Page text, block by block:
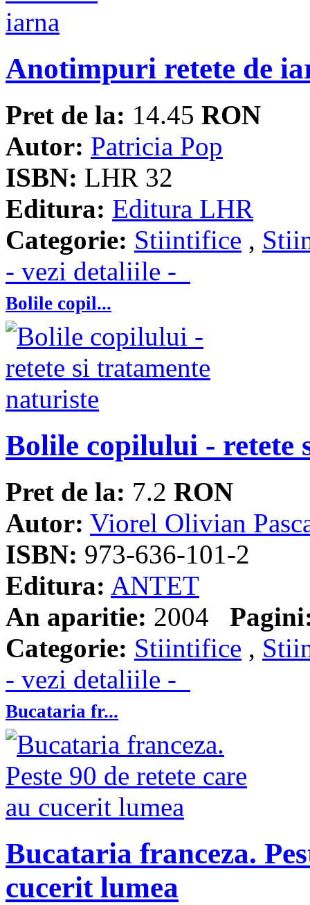
Anotimpuri retete de
Pret de la: 14.45 RON
Autor: Patricia Pop
ISBN: LHR 32
Editura: Editura LHR
Categorie: Stiintifice ,
- vezi detaliile -
Bolile copil...
Bolile copilului - retete
Pret de la: 7.2 RON
Autor: Viorel Olivian
ISBN: 973-636-101-2
Editura: ANTET
An aparitie: 2004
Categorie: Stiintifice ,
- vezi detaliile -
Bucataria fr...
Bucataria franceza.
cucerit lumea